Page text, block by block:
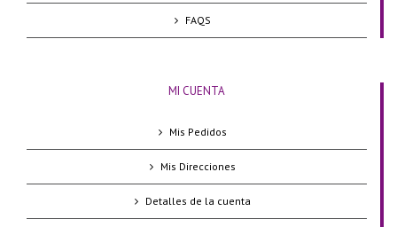
FAQS
MI CUENTA
Mis Pedidos
Mis Direcciones
Detalles de la cuenta